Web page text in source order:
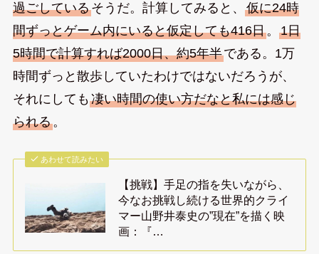
過ごしているそうだ。計算してみると、 仮に24時
間ずっとゲーム内にいると仮定しても416日。 1日
5時間で計算すれば2000日、約5年半である。1万
時間ずっと散歩していたわけではないだろうが、
それにしても凄い時間の使い方だなと私には感じ
られる。
あわせて読みたい
【挑戦】手足の指を失いながら、
今なお挑戦し続ける世界的クライ
マー山野井泰史の”現在”を描く映
画：『…